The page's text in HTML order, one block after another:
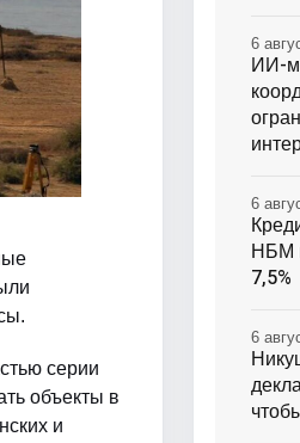
серии
объекты в
и
ИИ-
6
НБМ
7,5%
6
6